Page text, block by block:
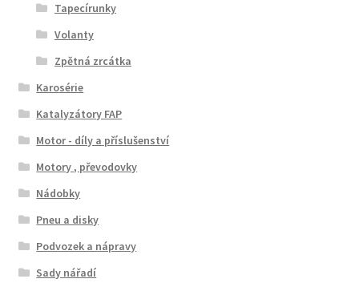
Tapecírunky
Volanty
Zpětná zrcátka
Karosérie
Katalyzátory FAP
Motor - díly a příslušenství
Motory , převodovky
Nádobky
Pneu a disky
Podvozek a nápravy
Sady nářadí